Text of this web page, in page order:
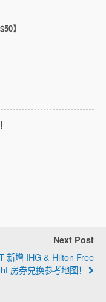
】
航线。
Next Post
新增 IHG & Hilton Free
房券兑换参考地图！